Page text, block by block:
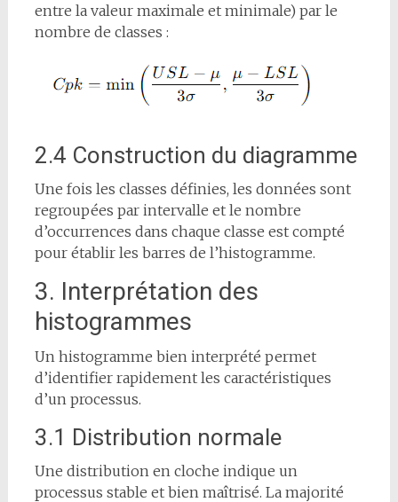
entre la valeur maximale et minimale) par le
nombre de classes :
2.4 Construction du diagramme
Une fois les classes définies, les données sont
regroupées par intervalle et le nombre
d’occurrences dans chaque classe est compté
pour établir les barres de l’histogramme.
3. Interprétation des
histogrammes
Un histogramme bien interprété permet
d’identifier rapidement les caractéristiques
d’un processus.
3.1 Distribution normale
Une distribution en cloche indique un
processus stable et bien maîtrisé. La majorité